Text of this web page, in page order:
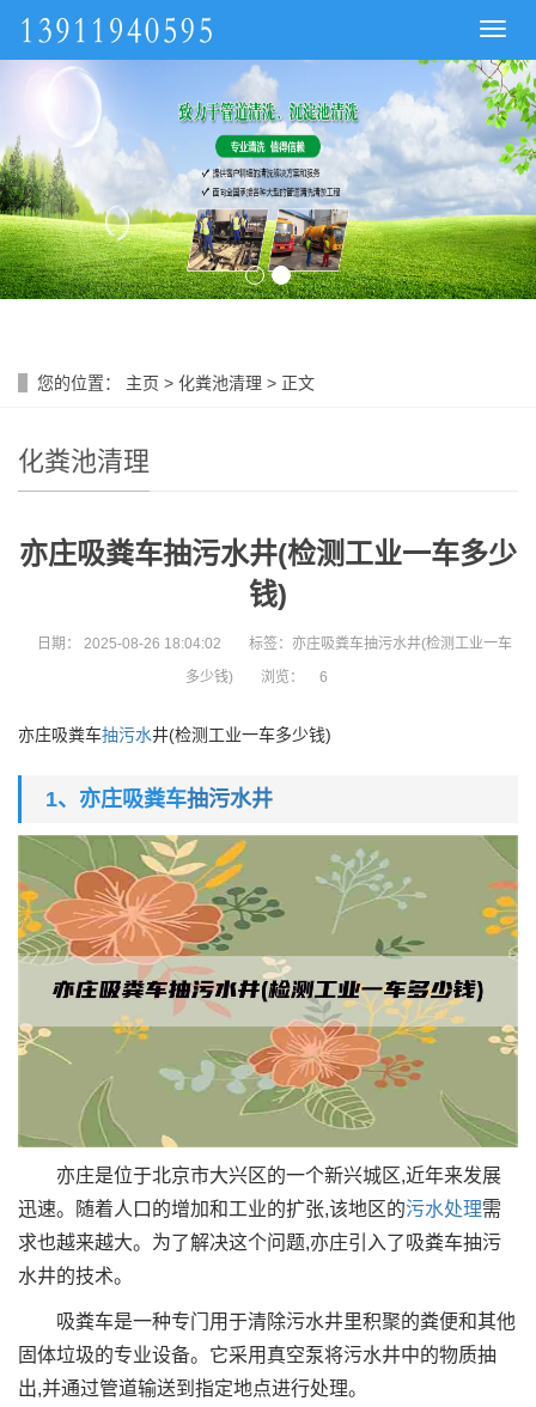
导
菜
单
您的位置： 主页 > 化粪池清理 > 正文
化粪池清理
亦庄吸粪车抽污水井(检测工业一车多少
钱)
日期： 2025-08-26 18:04:02
标签：亦庄吸粪车抽污水井(检测工业一车
多少钱)
浏览： 6
亦庄吸粪车抽污水井(检测工业一车多少钱)
1、亦庄吸粪车抽污水井
亦庄是位于北京市大兴区的一个新兴城区,近年来发展
迅速。随着人口的增加和工业的扩张,该地区的污水处理需
求也越来越大。为了解决这个问题,亦庄引入了吸粪车抽污
水井的技术。
吸粪车是一种专门用于清除污水井里积聚的粪便和其他
固体垃圾的专业设备。它采用真空泵将污水井中的物质抽
出,并通过管道输送到指定地点进行处理。